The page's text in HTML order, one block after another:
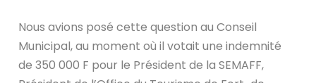
Nous avions posé cette question au Conseil
Municipal, au moment où il votait une indemnité
de 350 000 F pour le Président de la SEMAFF,